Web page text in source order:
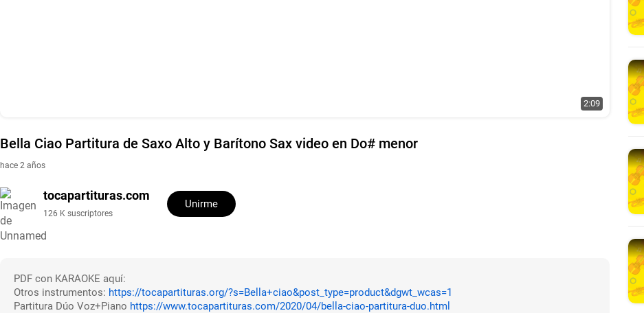
2:09
Bella Ciao Partitura de Saxo Alto y Barítono Sax video en Do# menor
hace 2 años
tocapartituras.com
126 K suscriptores
Unirme
PDF con KARAOKE aquí:
Otros instrumentos: https://tocapartituras.org/?s=Bella+ciao&post_type=product&dgwt_wcas=1
Partitura Dúo Voz+Piano https://www.tocapartituras.com/2020/04/bella-ciao-partitura-duo.html